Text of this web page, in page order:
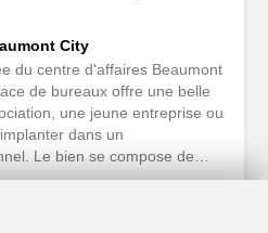
City
du centre d'affaires Beaumont
de bureaux offre une belle
une jeune entreprise ou
dans un
Le bien se compose de
de vastes espaces ouverts,